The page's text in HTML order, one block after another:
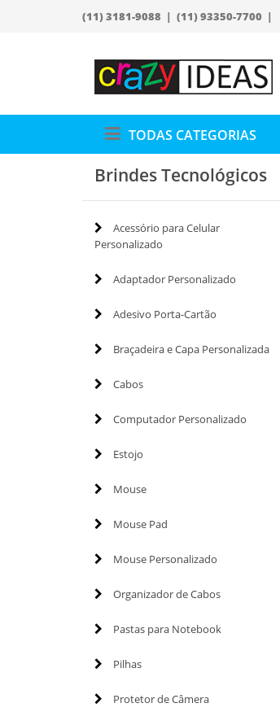
(11) 3181-9088 | (11) 93350-7700 |
TODAS CATEGORIAS
Brindes Tecnológicos
Acessório para Celular
Personalizado
Adaptador Personalizado
Adesivo Porta-Cartão
Braçadeira e Capa Personalizada
Cabos
Computador Personalizado
Estojo
Mouse
Mouse Pad
Mouse Personalizado
Organizador de Cabos
Pastas para Notebook
Pilhas
Protetor de Câmera